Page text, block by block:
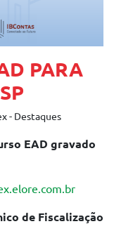
PARA
- Destaques
EAD gravado
de Fiscalização